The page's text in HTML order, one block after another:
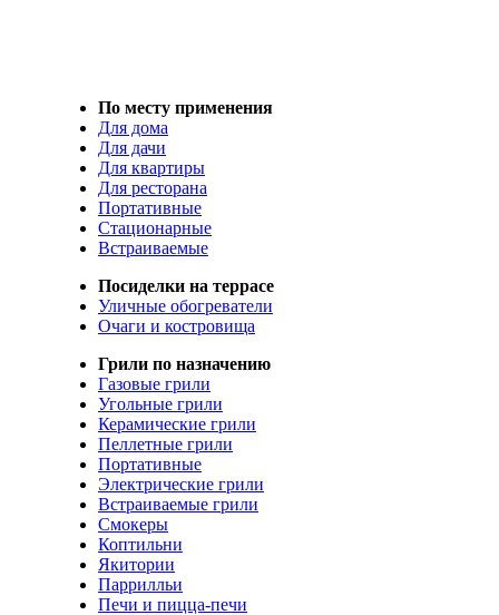
По месту применения
Для дома
Для дачи
Для квартиры
Для ресторана
Портативные
Стационарные
Встраиваемые
Посиделки на террасе
Уличные обогреватели
Очаги и костровища
Грили по назначению
Газовые грили
Угольные грили
Керамические грили
Пеллетные грили
Портативные
Электрические грили
Встраиваемые грили
Смокеры
Коптильни
Якитории
Паррилльи
Печи и пицца-печи